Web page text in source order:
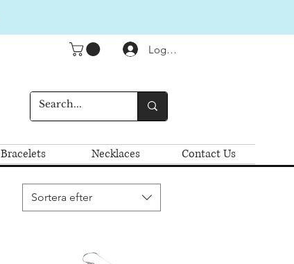
Logga in
Bracelets Necklaces Contact Us
Sortera efter